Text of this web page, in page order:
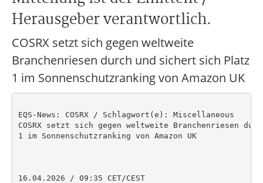
Herausgeber verantwortlich.
COSRX setzt sich gegen weltweite
Branchenriesen durch und sichert sich Platz
1 im Sonnenschutzranking von Amazon UK
EQS-News: COSRX / Schlagwort(e): Miscellaneous
COSRX setzt sich gegen weltweite Branchenriesen
1 im Sonnenschutzranking von Amazon UK
16.04.2026 / 09:35 CET/CEST